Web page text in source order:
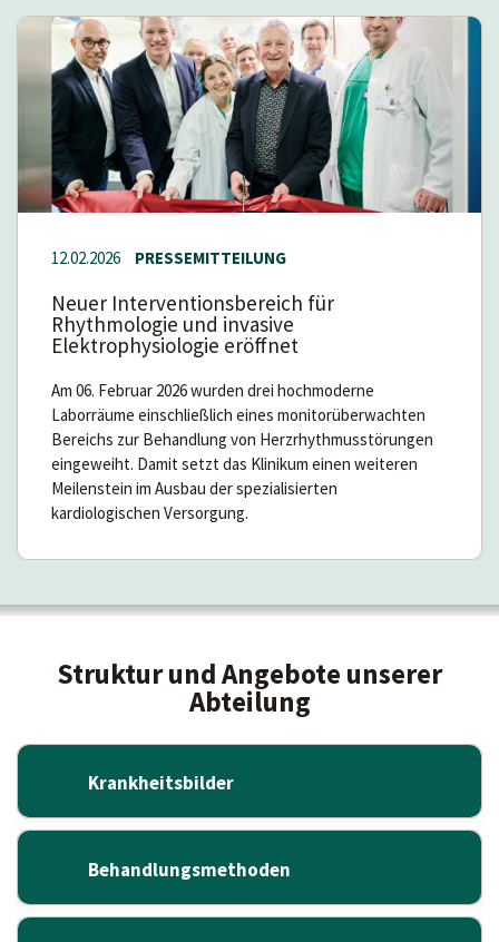
12.02.2026 PRESSEMITTEILUNG
Neuer Interventionsbereich für
Rhythmologie und invasive
Elektrophysiologie eröffnet
Am 06. Februar 2026 wurden drei hochmoderne
Laborräume einschließlich eines monitorüberwachten
Bereichs zur Behandlung von Herzrhythmusstörungen
eingeweiht. Damit setzt das Klinikum einen weiteren
Meilenstein im Ausbau der spezialisierten
kardiologischen Versorgung.
Struktur und Angebote unserer
Abteilung
Krankheitsbilder
Behandlungsmethoden